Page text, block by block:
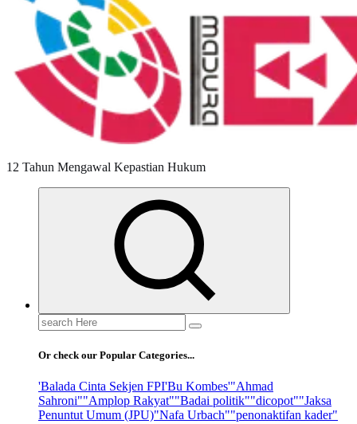
12 Tahun Mengawal Kepastian Hukum
Search
for:
Or check our Popular Categories...
'Balada Cinta Sekjen FPI'Bu Kombes'"Ahmad
Sahroni""Amplop Rakyat""Badai politik""dicopot""Jaksa
Penuntut Umum (JPU)"Nafa Urbach""penonaktifan kader"